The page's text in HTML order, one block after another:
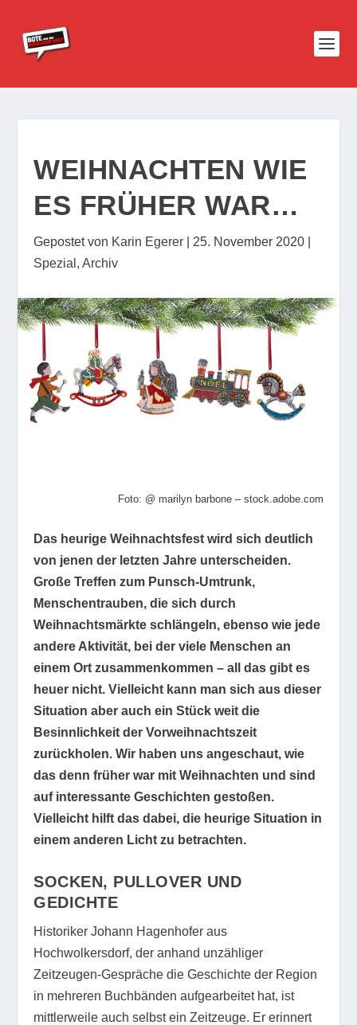
WEIHNACHTEN WIE
ES FRÜHER WAR…
Gepostet von Karin Egerer 25. November 2020
Spezial ,Archiv
Foto: @ marilyn barbone – stock.adobe.com
Das heurige Weihnachtsfest wird sich deutlich
von jenen der letzten Jahre unterscheiden.
Große Treffen zum Punsch-Umtrunk,
Menschentrauben, die sich durch
Weihnachtsmärkte schlängeln, ebenso wie jede
andere Aktivität, bei der viele Menschen an
einem Ort zusammenkommen – all das gibt es
heuer nicht. Vielleicht kann man sich aus dieser
Situation aber auch ein Stück weit die
Besinnlichkeit der Vorweihnachtszeit
zurückholen. Wir haben uns angeschaut, wie
das denn früher war mit Weihnachten und sind
auf interessante Geschichten gestoßen.
Vielleicht hilft das dabei, die heurige Situation in
einem anderen Licht zu betrachten.
SOCKEN, PULLOVER UND
GEDICHTE
Historiker Johann Hagenhofer aus
Hochwolkersdorf, der anhand unzähliger
Zeitzeugen-Gespräche die Geschichte der Region
in mehreren Buchbänden aufgearbeitet hat, ist
mittlerweile auch selbst ein Zeitzeuge. Er erinnert